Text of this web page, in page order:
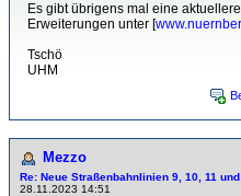
Es gibt übrigens mal eine
Erweiterungen unter [
Tschö
UHM
Mezzo
Re: Neue Straßenbahnlinien 9, 10, 11 und
28.11.2023 14:51